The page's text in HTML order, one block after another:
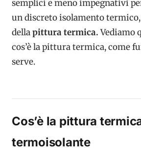
semplici e meno impegnativi
undiscreto isolamento
dellapittura termica.Vediamo
cos’è la pittura termica, come
serve.
Cos’è la pittura
termoisolante